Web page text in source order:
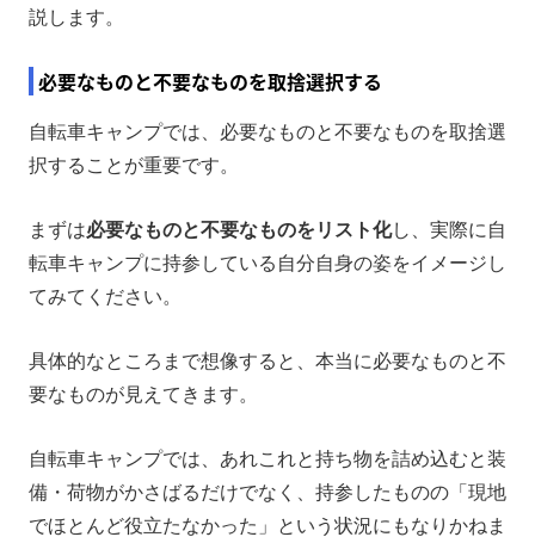
説します。
必要なものと不要なものを取捨選択する
自転車キャンプでは、必要なものと不要なものを取捨選
択することが重要です。
まずは必要なものと不要なものをリスト化し、実際に自
転車キャンプに持参している自分自身の姿をイメージし
てみてください。
具体的なところまで想像すると、本当に必要なものと不
要なものが見えてきます。
自転車キャンプでは、あれこれと持ち物を詰め込むと装
備・荷物がかさばるだけでなく、持参したものの「現地
でほとんど役立たなかった」という状況にもなりかねま